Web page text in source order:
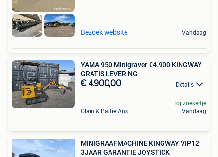
Bezoek website Vandaag
YAMA 950 Minigraver €4.900 KINGWAY
GRATIS LEVERING
€ 4.900,00 Details
Glain & Partie Ans
Topzoekertje
Vandaag
MINIGRAAFMACHINE KINGWAY VIP12
3JAAR GARANTIE JOYSTICK